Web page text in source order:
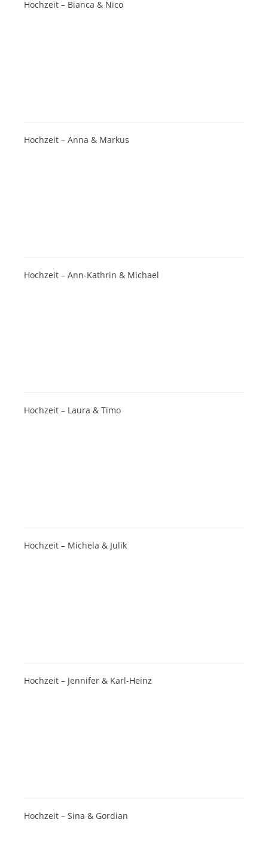
Hochzeit – Bianca & Nico
Hochzeit – Anna & Markus
Hochzeit – Ann-Kathrin & Michael
Hochzeit – Laura & Timo
Hochzeit – Michela & Julik
Hochzeit – Jennifer & Karl-Heinz
Hochzeit – Sina & Gordian